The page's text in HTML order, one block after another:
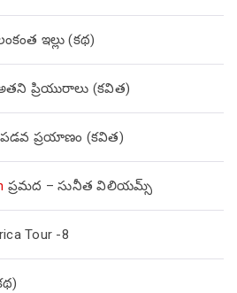
ఇల్లు (కథ)
ప్రియురాలు (కవిత)
ప్రయాణం (కవిత)
ప్రమద – సునీత విలియమ్స్
Tour -8